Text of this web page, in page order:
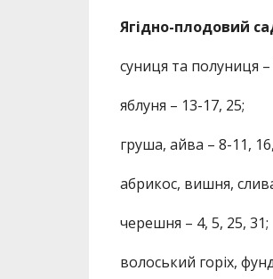
Ягідно-плодовий
суниця та полуниця –
яблуня – 13-17, 25;
груша, айва – 8-11,
абрикос, вишня,
черешня – 4, 5, 25, 31;
волоський горіх,